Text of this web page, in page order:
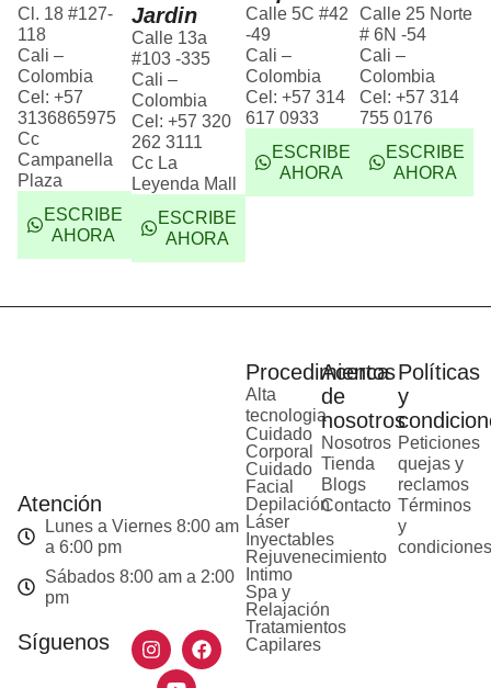
Cl. 18 #127-
118
Cali –
Colombia
Cel: +57
3136865975
Cc
Campanella
Plaza
ESCRIBE
AHORA
Jardin
Calle 13a
#103 -335
Cali –
Colombia
Cel: +57 320
262 3111
Cc La
Leyenda Mall
ESCRIBE
AHORA
Calle 5C #42
-49
Cali –
Colombia
Cel: +57 314
617 0933
ESCRIBE
AHORA
Calle 25 Norte
# 6N -54
Cali –
Colombia
Cel: +57 314
755 0176
ESCRIBE
AHORA
Atención
Lunes a Viernes 8:00 am
a 6:00 pm
Sábados 8:00 am a 2:00
pm
Síguenos
Procedimientos
Alta
tecnologia
Cuidado
Corporal
Cuidado
Facial
Depilación
Láser
Inyectables
Rejuvenecimiento
Intimo
Spa y
Relajación
Tratamientos
Capilares
Acerca
de
nosotros
Nosotros
Tienda
Blogs
Contacto
Políticas
y
Peticiones
quejas y
reclamos
Términos
y
condiciones